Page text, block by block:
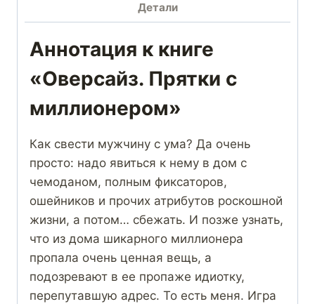
Детали
Аннотация к книге
«Оверсайз. Прятки с
миллионером»
Как свести мужчину с ума? Да очень
просто: надо явиться к нему в дом с
чемоданом, полным фиксаторов,
ошейников и прочих атрибутов роскошной
жизни, а потом… сбежать. И позже узнать,
что из дома шикарного миллионера
пропала очень ценная вещь, а
подозревают в ее пропаже идиотку,
перепутавшую адрес. То есть меня. Игра